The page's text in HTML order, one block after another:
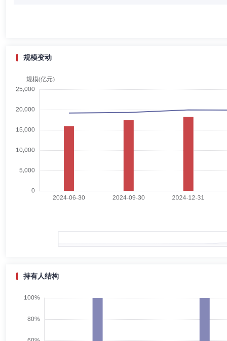
J Luke Gregoire Gould先生：董事，学士。现任迈凯希金融公司（
首席财务官、Investors Group的高级副总裁兼首席财务官等。
伊志宏女士：独立董事，博士。教授，博士生导师，主要研究方向为
规模变动
持有人结构